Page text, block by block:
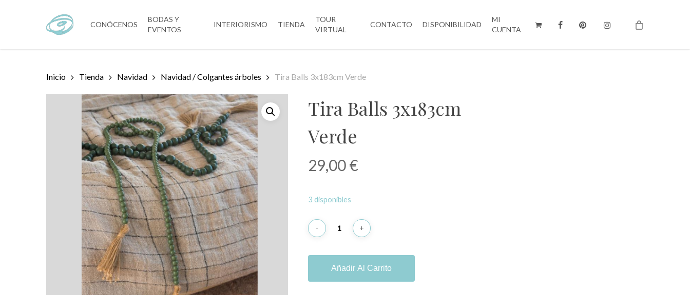
CONÓCENOS
BODAS Y
EVENTOS
INTERIORISMO TIENDA
TOUR
VIRTUAL
CONTACTO DISPONIBILIDAD
MI
CUENTA
Inicio Tienda Navidad Navidad / Colgantes árboles Tira Balls 3x183cm Verde
Tira Balls 3x183cm
Verde
29,00€
3 disponibles
Añadir Al Carrito